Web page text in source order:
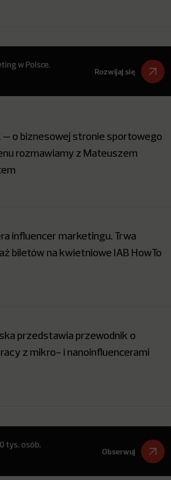
w Polsce.
Rozwijaj się
– o biznesowej stronie sportowego
rozmawiamy z Mateuszem
influencer marketingu. Trwa
biletów na kwietniowe IAB HowTo
przedstawia przewodnik o
z mikro- i nanoinfluencerami
tys. osób.
Obserwuj